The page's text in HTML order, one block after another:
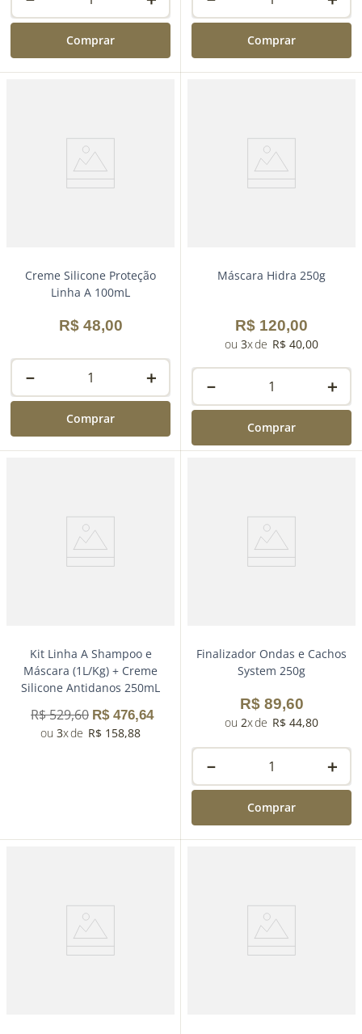
Comprar Comprar
Creme Silicone Proteção
Linha A 100mL
R$ 48,00
＋
－
Comprar
Máscara Hidra 250g
R$ 120,00
3 R$ 40,00
＋
－
Comprar
Kit Linha A Shampoo e
Máscara (1L/Kg) + Creme
Silicone Antidanos 250mL
R$529,60 R$ 476,64
3
R$ 158,88
Comprar
Finalizador Ondas e Cachos
System 250g
R$ 89,60
2 R$ 44,80
＋
－
Comprar